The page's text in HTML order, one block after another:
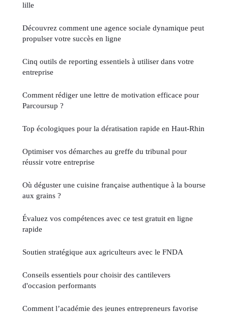
lille
Découvrez comment une agence sociale dynamique peut
propulser votre succès en ligne
Cinq outils de reporting essentiels à utiliser dans votre
entreprise
Comment rédiger une lettre de motivation efficace pour
Parcoursup ?
Top écologiques pour la dératisation rapide en Haut-Rhin
Optimiser vos démarches au greffe du tribunal pour
réussir votre entreprise
Où déguster une cuisine française authentique à la bourse
aux grains ?
Évaluez vos compétences avec ce test gratuit en ligne
rapide
Soutien stratégique aux agriculteurs avec le FNDA
Conseils essentiels pour choisir des cantilevers
d'occasion performants
Comment l’académie des jeunes entrepreneurs favorise